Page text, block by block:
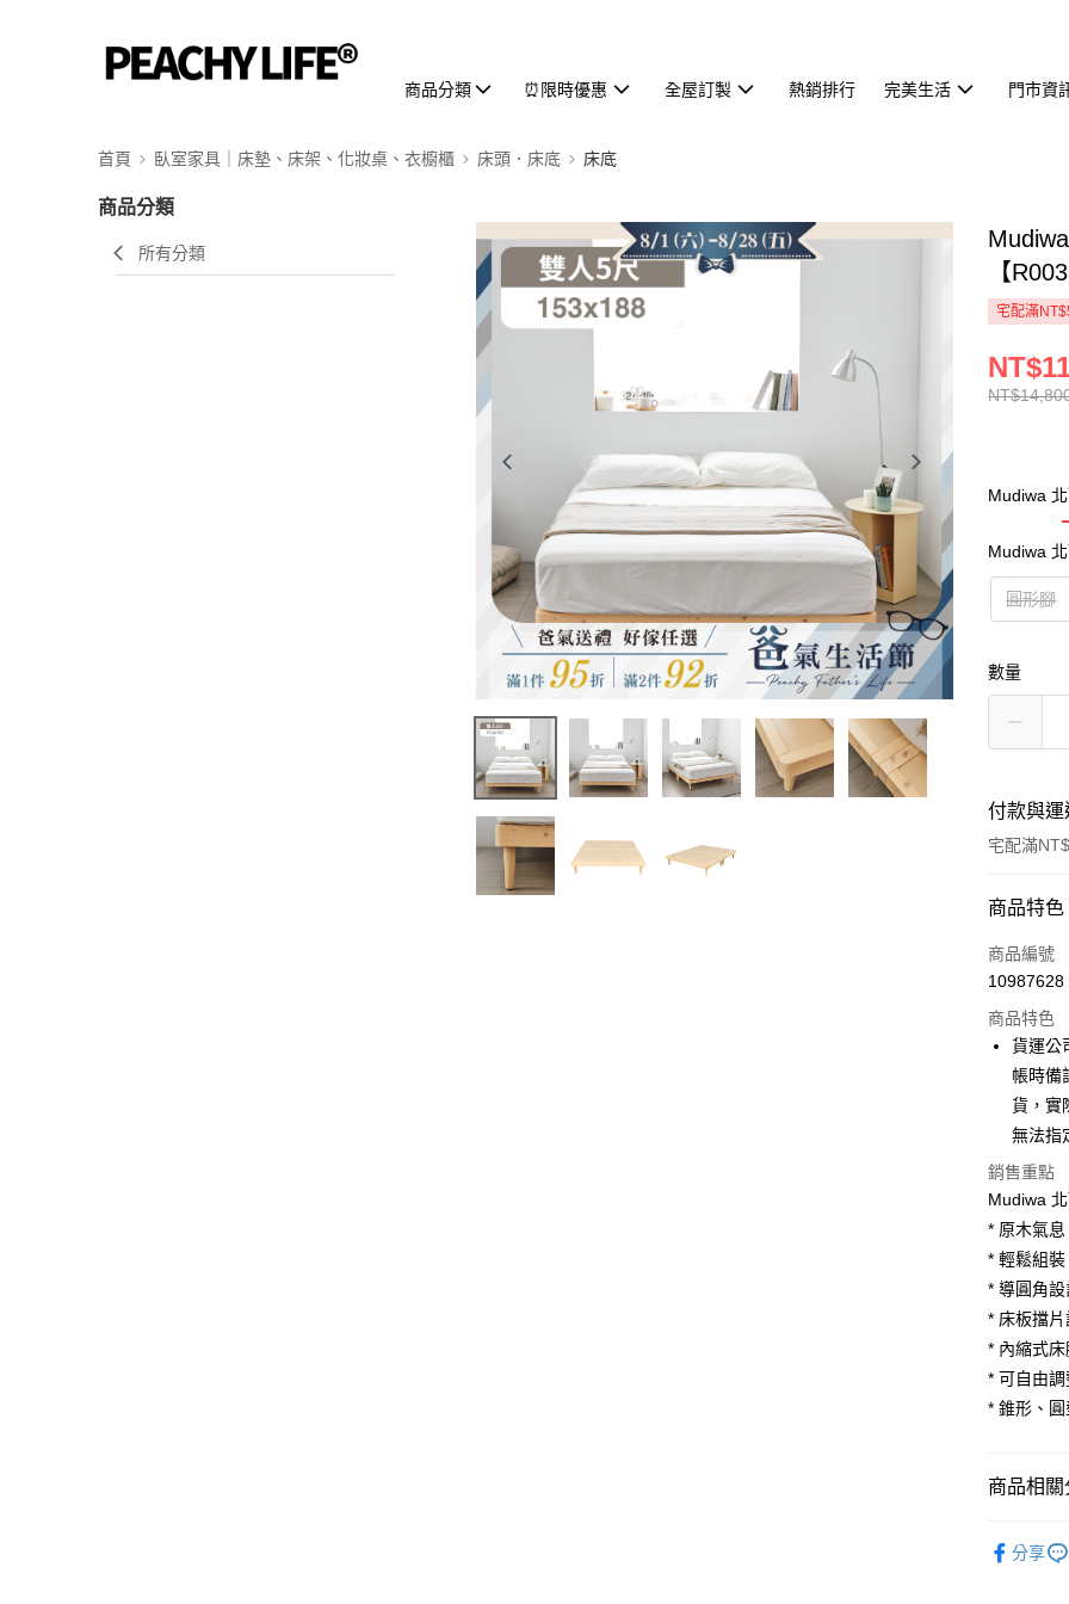
商品分類 ⏰限時優惠 全屋訂製 熱銷排行 完美生活 門市資
首頁 臥室家具｜床墊、床架、化妝桌、衣櫥櫃 床頭．床底 床底
商品分類
所有分類
【
宅配滿
Mudiwa
Mudiwa
圓形腳
數量
付款與
宅配滿
付款方式
信用卡一
3 期
合作金
華南商
國泰世
臺灣中
匯豐（
聯邦商
玉山商
台新國
台灣樂
6 期 0
合作金
華南商
國泰世
臺灣中
匯豐（
聯邦商
元大商
台新國
台灣樂
LINE Pay
街口支付
Google
大哥付你
相關說明
【大哥付
1.本服務
3.實際核
無法說明
AFTEE先
AFTEE先
便利好安
２．便利
３．安心
運送方式
商品特色
商品編號
10987628
商品特色
貨運公
帳時備
貨，實
無法指
銷售重點
Mudiwa
* 原木氣
* 輕鬆組
* 導圓角
* 床板擋
* 內縮式
* 可自由
* 錐形、
商品相關
分享